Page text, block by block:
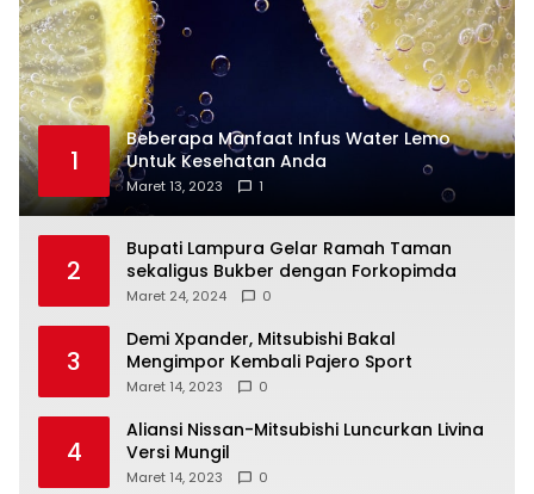
1
Beberapa Manfaat Infus Water Lemo
Untuk Kesehatan Anda
Maret 13, 2023 1
2
Bupati Lampura Gelar Ramah Taman
sekaligus Bukber dengan Forkopimda
Maret 24, 2024 0
3
Demi Xpander, Mitsubishi Bakal
Mengimpor Kembali Pajero Sport
Maret 14, 2023 0
4
Aliansi Nissan-Mitsubishi Luncurkan Livina
Versi Mungil
Maret 14, 2023 0